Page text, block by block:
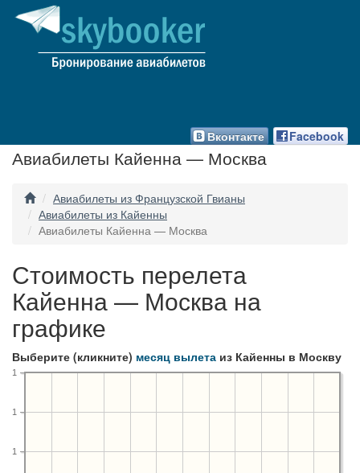
Facebook
Вконтакте
Авиабилеты Кайенна — Москва
Авиабилеты из Французской Гвианы
Авиабилеты из Кайенны
Авиабилеты Кайенна — Москва
Стоимость перелета
Кайенна — Москва на
графике
Выберите (кликните) месяц вылета из Кайенны в Москву
1
1
1